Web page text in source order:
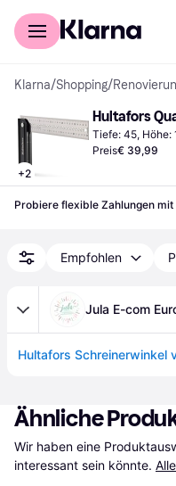
Für Shopper
Klarna/Shopping/
+2
Hultafors
Tiefe: 45, Höhe:
Preis€ 39,99
Probiere flexible Zahlungen mit
Empfohlen
Jula E-com
Hultafors Schreinerwinkel
Ähnliche
Wir haben eine
interessant sein könnte.